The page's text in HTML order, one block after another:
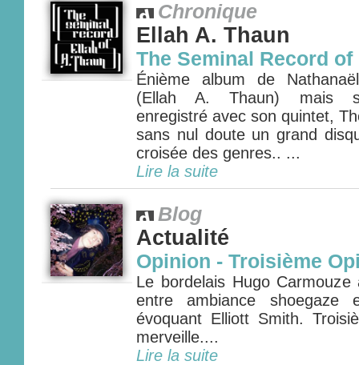
Chronique
Ellah A. Thaun
The Seminal Record of
Énième album de
(Ellah A. Thaun) mais
enregistré avec son quintet,
sans nul doute un grand
croisée des genres.. ...
Lire la suite
Blog
Actualité
Opinion - Troisième
Le bordelais Hugo Carmouze
entre ambiance shoegaze
évoquant Elliott Smith.
merveille....
Lire la suite